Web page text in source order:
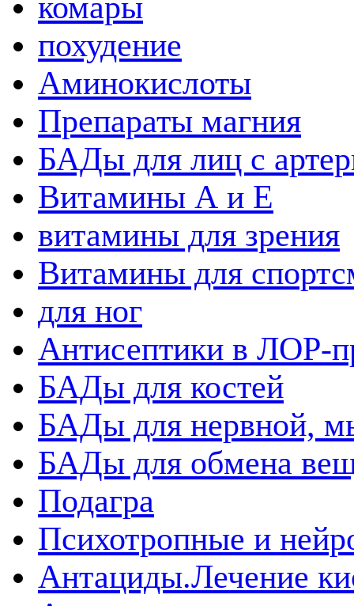
комары
похудение
Аминокислоты
Препараты магния
БАДы для лиц с
Витамины А и Е
витамины для зрения
Витамины для
для ног
Антисептики в ЛОР-
БАДы для костей
БАДы для нервной,
БАДы для обмена
Подагра
Психотропные и
Антациды.Лечение